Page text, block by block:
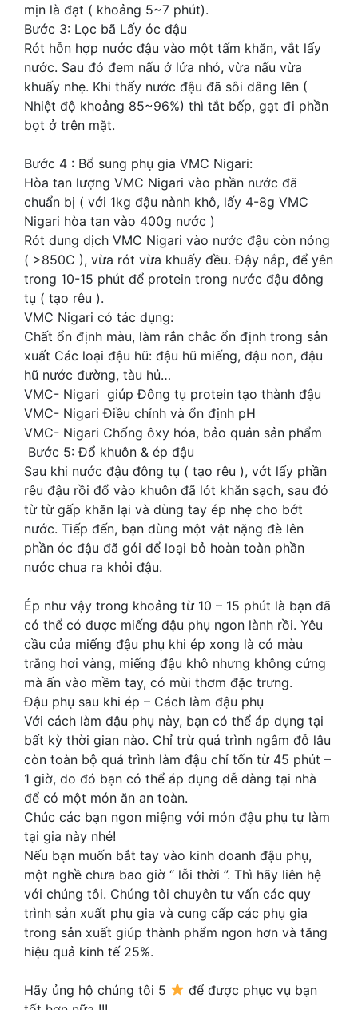
mịn là đạt ( khoảng 5~7 phút).
Bước 3: Lọc bã Lấy óc đậu
Rót hỗn hợp nước đậu vào một tấm khăn, vắt lấy
nước. Sau đó đem nấu ở lửa nhỏ, vừa nấu vừa
khuấy nhẹ. Khi thấy nước đậu đã sôi dâng lên (
Nhiệt độ khoảng 85~96%) thì tắt bếp, gạt đi phần
bọt ở trên mặt.
Bước 4 : Bổ sung phụ gia VMC Nigari:
Hòa tan lượng VMC Nigari vào phần nước đã
chuẩn bị ( với 1kg đậu nành khô, lấy 4-8g VMC
Nigari hòa tan vào 400g nước )
Rót dung dịch VMC Nigari vào nước đậu còn nóng
( >850C ), vừa rót vừa khuấy đều. Đậy nắp, để yên
trong 10-15 phút để protein trong nước đậu đông
tụ ( tạo rêu ).
VMC Nigari có tác dụng:
Chất ổn định màu, làm rắn chắc ổn định trong sản
xuất Các loại đậu hũ: đậu hũ miếng, đậu non, đậu
hũ nước đường, tàu hủ…
VMC- Nigari giúp Đông tụ protein tạo thành đậu
VMC- Nigari Điều chỉnh và ổn định pH
VMC- Nigari Chống ôxy hóa, bảo quản sản phẩm
Bước 5: Đổ khuôn & ép đậu
Sau khi nước đậu đông tụ ( tạo rêu ), vớt lấy phần
rêu đậu rồi đổ vào khuôn đã lót khăn sạch, sau đó
từ từ gấp khăn lại và dùng tay ép nhẹ cho bớt
nước. Tiếp đến, bạn dùng một vật nặng đè lên
phần óc đậu đã gói để loại bỏ hoàn toàn phần
nước chua ra khỏi đậu.
Ép như vậy trong khoảng từ 10 – 15 phút là bạn đã
có thể có được miếng đậu phụ ngon lành rồi. Yêu
cầu của miếng đậu phụ khi ép xong là có màu
trắng hơi vàng, miếng đậu khô nhưng không cứng
mà ấn vào mềm tay, có mùi thơm đặc trưng.
Đậu phụ sau khi ép – Cách làm đậu phụ
Với cách làm đậu phụ này, bạn có thể áp dụng tại
bất kỳ thời gian nào. Chỉ trừ quá trình ngâm đỗ lâu
còn toàn bộ quá trình làm đậu chỉ tốn từ 45 phút –
1 giờ, do đó bạn có thể áp dụng dễ dàng tại nhà
để có một món ăn an toàn.
Chúc các bạn ngon miệng với món đậu phụ tự làm
tại gia này nhé!
Nếu bạn muốn bắt tay vào kinh doanh đậu phụ,
một nghề chưa bao giờ “ lỗi thời ”. Thì hãy liên hệ
với chúng tôi. Chúng tôi chuyên tư vấn các quy
trình sản xuất phụ gia và cung cấp các phụ gia
trong sản xuất giúp thành phẩm ngon hơn và tăng
hiệu quả kinh tế 25%.
Hãy ủng hộ chúng tôi 5
để được phục vụ bạn